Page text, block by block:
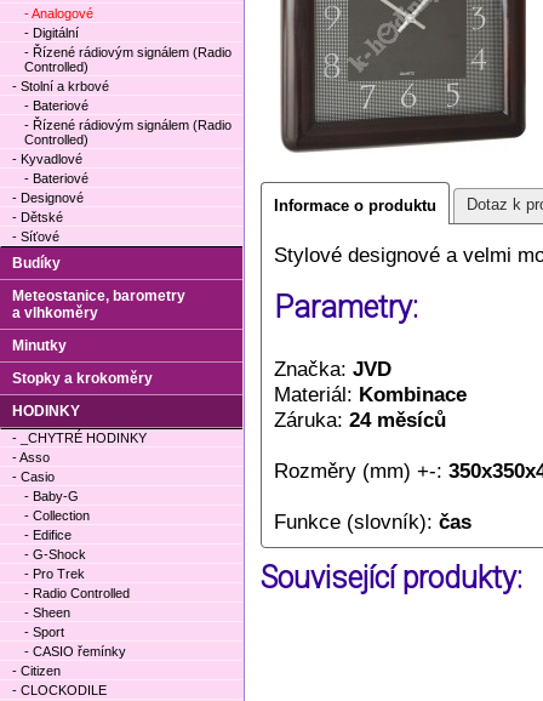
Informace o produktu Dotaz k
Stylové designové a velmi
Parametry:
Značka: JVD
Materiál: Kombinace
Záruka: 24 měsíců
Rozměry (mm) +-:
Funkce (slovník): čas
Související produkty:
- Analogové
- Digitální
- Řízené rádiovým signálem (Radio
Controlled)
- Stolní a krbové
- Bateriové
- Řízené rádiovým signálem (Radio
Controlled)
- Kyvadlové
- Bateriové
- Designové
- Dětské
- Síťové
Budíky
Meteostanice, barometry
a vlhkoměry
Minutky
Stopky a krokoměry
HODINKY
- _CHYTRÉ HODINKY
- Asso
- Casio
- Baby-G
- Collection
- Edifice
- G-Shock
- Pro Trek
- Radio Controlled
- Sheen
- Sport
- CASIO řemínky
- Citizen
- CLOCKODILE